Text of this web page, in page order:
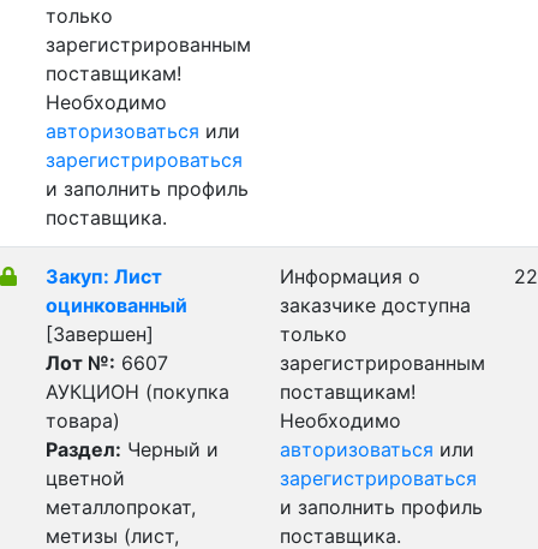
только
зарегистрированным
поставщикам!
Необходимо
авторизоваться или
зарегистрироваться
и заполнить профиль
поставщика.
Закуп: Лист
оцинкованный
[Завершен]
Лот №: 6607
АУКЦИОН (покупка
товара)
Раздел: Черный и
цветной
металлопрокат,
метизы (лист,
Информация о
заказчике доступна
только
зарегистрированным
поставщикам!
Необходимо
авторизоваться или
зарегистрироваться
и заполнить профиль
поставщика.